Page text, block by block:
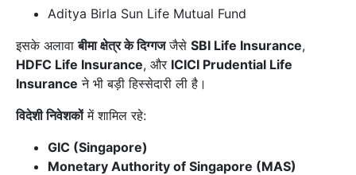
Aditya Birla Sun Life Mutual Fund
इसके अलावाबीमा क्षेत्र के दिग्गजजैसे SBI Life Insurance,
HDFC Life Insurance, और ICICI Prudential Life
Insurance ने भी बड़ी हिस्सेदारी ली है।
विदेशी निवेशकोंमें शामिल रहे:
GIC (Singapore)
Monetary Authority of Singapore (MAS)